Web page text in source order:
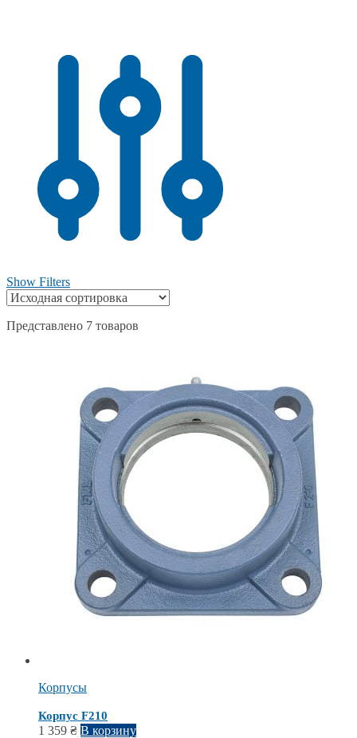
Show Filters
Представлено 7 товаров
Корпусы
Корпус F210
1 359 ₴ В корзину